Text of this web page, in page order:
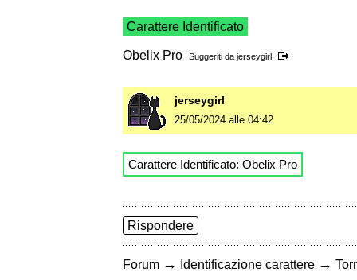
Carattere Identificato
Obelix Pro Suggeriti da jerseygirl
jerseygirl
25/05/2024 alle 04:42
Carattere Identificato: Obelix Pro
Rispondere
Forum → Identificazione carattere →